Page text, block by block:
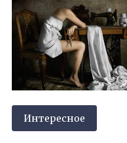
Интересное